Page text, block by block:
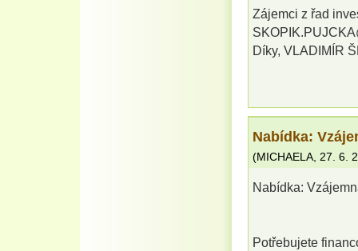
Zájemci z řad
Díky, VLADIMÍR
Nabídka:
(MICHAELA, 27. 6.
Nabídka:
Potřebujete